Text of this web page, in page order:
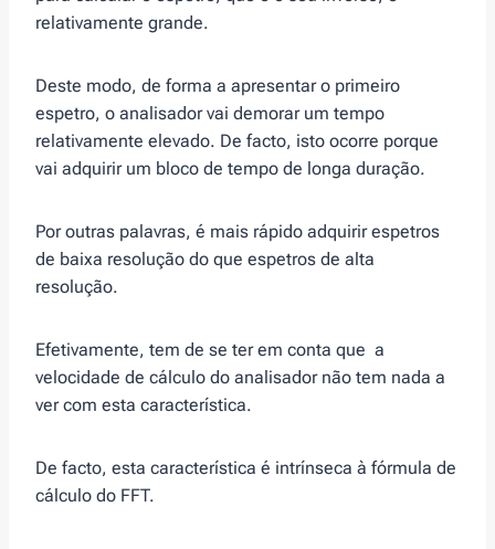
relativamente grande.
Deste modo, de forma a apresentar o primeiro
espetro, o analisador vai demorar um tempo
relativamente elevado. De facto, isto ocorre porque
vai adquirir um bloco de tempo de longa duração.
Por outras palavras, é mais rápido adquirir espetros
de baixa resolução do que espetros de alta
resolução.
Efetivamente, tem de se ter em conta que a
velocidade de cálculo do analisador não tem nada a
ver com esta característica.
De facto, esta característica é intrínseca à fórmula de
cálculo do FFT.